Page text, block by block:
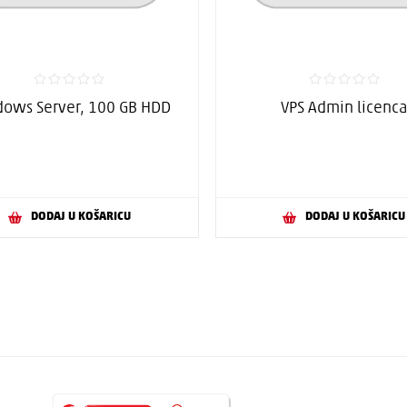
Server, 100 GB HDD
DODAJ U KOŠARICU
VPS Admin licenca
DODAJ U KOŠARICU